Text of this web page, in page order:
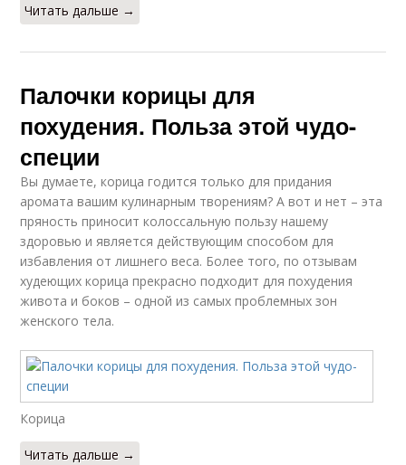
Читать дальше →
Палочки корицы для
похудения. Польза этой чудо-
специи
Вы думаете, корица годится только для придания
аромата вашим кулинарным творениям? А вот и нет – эта
пряность приносит колоссальную пользу нашему
здоровью и является действующим способом для
избавления от лишнего веса. Более того, по отзывам
худеющих корица прекрасно подходит для похудения
живота и боков – одной из самых проблемных зон
женского тела.
Корица
Читать дальше →